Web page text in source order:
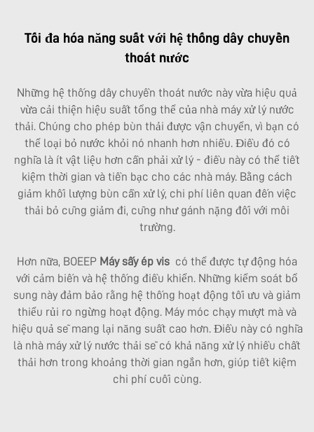
Tối đa hóa năng suất với hệ thống dây chuyền
thoát nước
Những hệ thống dây chuyền thoát nước này vừa hiệu quả
vừa cải thiện hiệu suất tổng thể của nhà máy xử lý nước
thải. Chúng cho phép bùn thải được vận chuyển, vì bạn có
thể loại bỏ nước khỏi nó nhanh hơn nhiều. Điều đó có
nghĩa là ít vật liệu hơn cần phải xử lý - điều này có thể tiết
kiệm thời gian và tiền bạc cho các nhà máy. Bằng cách
giảm khối lượng bùn cần xử lý, chi phí liên quan đến việc
thải bỏ cũng giảm đi, cũng như gánh nặng đối với môi
trường.
Hơn nữa, BOEEP Máy sấy ép vis có thể được tự động hóa
với cảm biến và hệ thống điều khiển. Những kiểm soát bổ
sung này đảm bảo rằng hệ thống hoạt động tối ưu và giảm
thiểu rủi ro ngừng hoạt động. Máy móc chạy mượt mà và
hiệu quả sẽ mang lại năng suất cao hơn. Điều này có nghĩa
là nhà máy xử lý nước thải sẽ có khả năng xử lý nhiều chất
thải hơn trong khoảng thời gian ngắn hơn, giúp tiết kiệm
chi phí cuối cùng.